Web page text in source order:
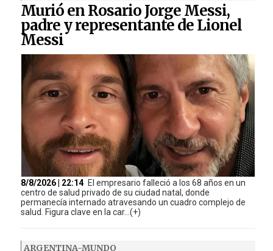
Murió en Rosario Jorge Messi,
padre y representante de Lionel
Messi
8/8/2026 | 22:14 El empresario falleció a los 68 años en un
centro de salud privado de su ciudad natal, donde
permanecía internado atravesando un cuadro complejo de
salud. Figura clave en la car...(+)
ARGENTINA-MUNDO